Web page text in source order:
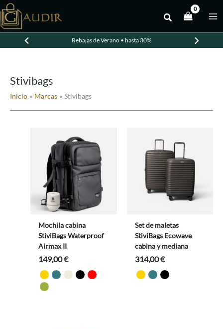
al
contenido
Rebajas de Verano • hasta 30%
Stivibags
Inicio Marcas Stivibags
Mochila cabina
StiviBags Waterproof
Airmax II
149,00€
Set de maletas
StiviBags Ecowave
cabina y mediana
314,00€